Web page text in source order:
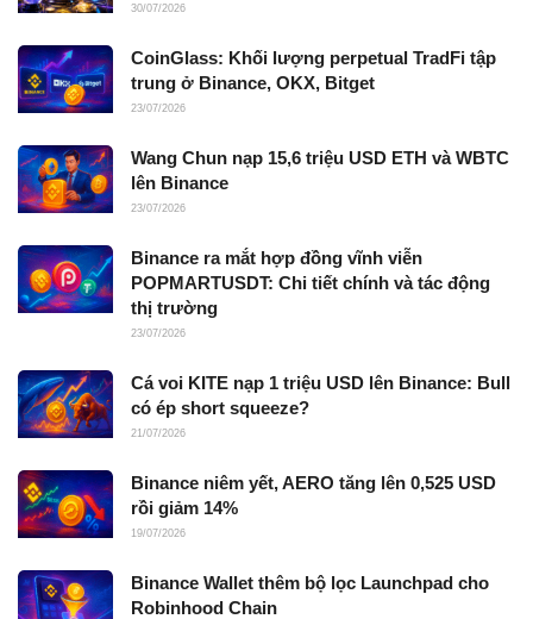
30/07/2026
CoinGlass: Khối lượng perpetual TradFi tập
trung ở Binance, OKX, Bitget
23/07/2026
Wang Chun nạp 15,6 triệu USD ETH và WBTC
lên Binance
23/07/2026
Binance ra mắt hợp đồng vĩnh viễn
POPMARTUSDT: Chi tiết chính và tác động
thị trường
23/07/2026
Cá voi KITE nạp 1 triệu USD lên Binance: Bull
có ép short squeeze?
21/07/2026
Binance niêm yết, AERO tăng lên 0,525 USD
rồi giảm 14%
19/07/2026
Binance Wallet thêm bộ lọc Launchpad cho
Robinhood Chain